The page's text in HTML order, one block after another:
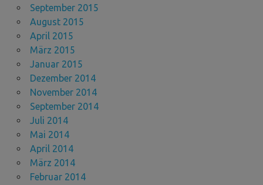
September 2015
August 2015
April 2015
März 2015
Januar 2015
Dezember 2014
November 2014
September 2014
Juli 2014
Mai 2014
April 2014
März 2014
Februar 2014